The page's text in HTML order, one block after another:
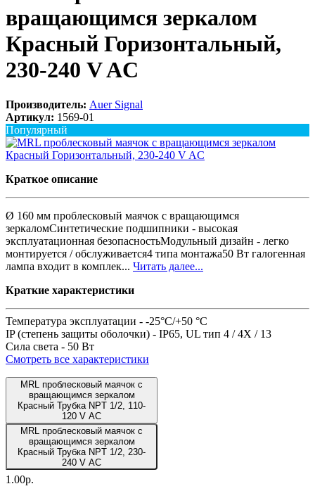
вращающимся зеркалом
Красный Горизонтальный,
230-240 V AC
Производитель: Auer Signal
Артикул: 1569-01
Популярный
Краткое описание
Ø 160 мм проблесковый маячок с вращающимся
зеркаломСинтетические подшипники - высокая
эксплуатационная безопасностьМодульный дизайн - легко
монтируется / обслуживается4 типа монтажа50 Вт галогенная
лампа входит в комплек... Читать далее...
Краткие характеристики
Температура эксплуатации - -25°C/+50 °C
IP (степень защиты оболочки) - IP65, UL тип 4 / 4X / 13
Сила света - 50 Вт
Смотреть все характеристики
MRL проблесковый маячок с
вращающимся зеркалом
Красный Трубка NPT 1/2, 110-
120 V AC
MRL проблесковый маячок с
вращающимся зеркалом
Красный Трубка NPT 1/2, 230-
240 V AC
1.00р.